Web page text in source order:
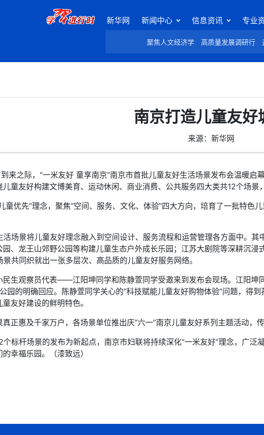
新华网 新闻中心 信息资讯 专业
聚焦人文经济学 高质量发展调研行
南京打造儿童友好
来源：新华网
之际，“一米友好 童享南京”南京市首批儿童友好生活场景发布会温暖启
童友好构建文博美育、运动休闲、商业消费、公共服务四大类共12个场景
优先”理念，聚焦“空间、服务、文化、体验”四大方向，培育了一批特色
景将儿童友好理念融入到空间设计、服务流程和运营管理各方面中。其
、龙王山郊野公园等构建儿童生态户外成长乐园；江苏大剧院等深耕沉
共同织就出一张多层次、高品质的儿童友好服务网络。
观察员代表——江阳坤同学和陈静萱同学受邀来到发布会现场。江阳坤同
园的明确回应。陈静萱同学关心的“科技赋能儿童友好购物体验”问题，得
友好建设的鲜明特色。
惠及千家万户，各场景单位推出庆“六一”南京儿童友好系列主题活动，传
杆场景的发布为新起点，南京市妇联将持续深化“一米友好”理念，广泛
幸福乐园。（漆致远）